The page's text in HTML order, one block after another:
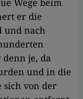
Wege beim
er die
und nach
je, da
und in die
sich von der